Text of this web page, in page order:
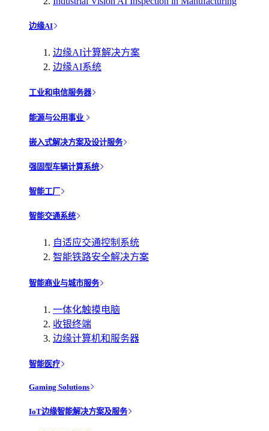
边缘AI
边缘AI计算解决方案
边缘AI系统
工业和电信服务器
能源与公用事业
嵌入式解决方案及设计服务
强固型车辆计算系统
智能工厂
智能交通系统
自适应交通控制系统
智能铁路安全解决方案
智能商业与城市服务
一体化触摸电脑
收银终端
边缘计算机和服务器
智能医疗
Gaming Solutions
IoT边缘智能解决方案及服务